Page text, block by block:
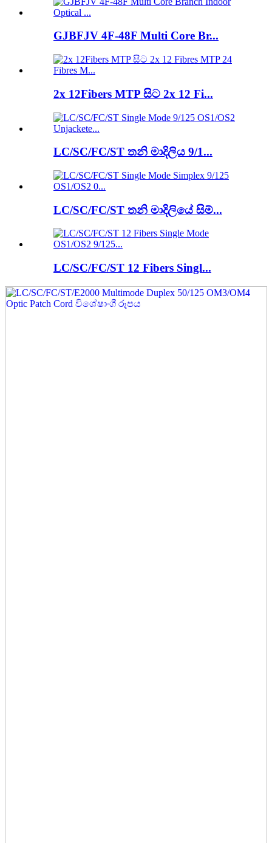
GJBFJV 4F-48F Multi Core Br...
2x 12Fibers MTP සිට 2x 12 Fi...
LC/SC/FC/ST තනි මාදිලිය 9/1...
LC/SC/FC/ST තනි මාදිලියේ සිම්...
LC/SC/FC/ST 12 Fibers Singl...